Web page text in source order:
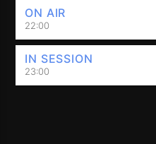
ON AIR
22:00
IN SESSION
23:00